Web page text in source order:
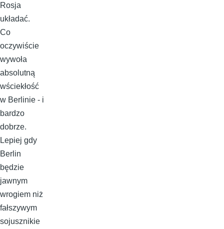
Rosja
układać.
Co
oczywiście
wywoła
absolutną
wściekłość
w Berlinie - i
bardzo
dobrze.
Lepiej gdy
Berlin
będzie
jawnym
wrogiem niż
fałszywym
sojusznikie